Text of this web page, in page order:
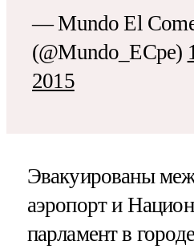
— Mundo El
(@Mundo_ECpe)
2015
Эвакуированы
аэропорт и
парламент в